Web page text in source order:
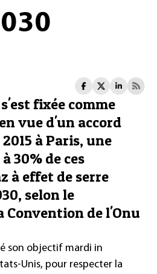
fixée comme
vue d'un accord
à Paris, une
30% de ces
à effet de serre
selon le
Convention de l'Onu
son objectif mardi in
Unis, pour respecter la